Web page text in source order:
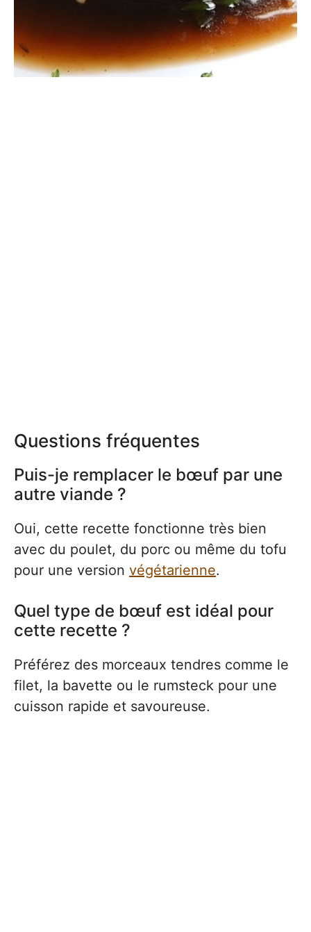
Questions fréquentes
Puis-je remplacer le bœuf par une
autre viande ?
Oui, cette recette fonctionne très bien
avec du poulet, du porc ou même du tofu
pour une version végétarienne.
Quel type de bœuf est idéal pour
cette recette ?
Préférez des morceaux tendres comme le
filet, la bavette ou le rumsteck pour une
cuisson rapide et savoureuse.